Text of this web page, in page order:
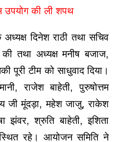
उपयोग की ली शपथ
दिनेश राठी तथा सचिव
की तथा अध्यक्ष मनीष बजाज,
पूरी टीम को साधुवाद दिया।
राजेश बाहेती, पुरुषोत्तम
जी मूंदड़ा, महेश जाजु, राकेश
झंवर, श्रुति बाहेती, इशिता
रहे। आयोजन समिति ने